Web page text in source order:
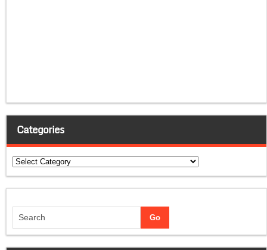
Categories
Categories